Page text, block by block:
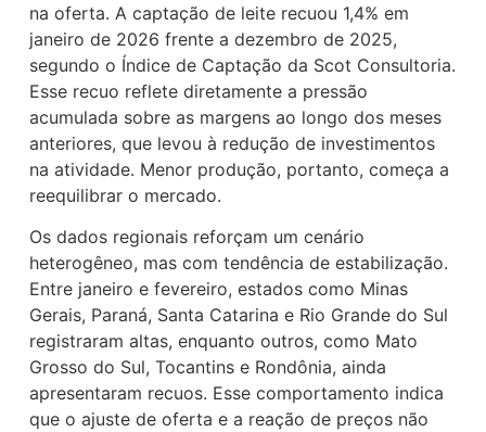
na oferta. A captação de leite recuou 1,4% em
janeiro de 2026 frente a dezembro de 2025,
segundo o Índice de Captação da Scot Consultoria.
Esse recuo reflete diretamente a pressão
acumulada sobre as margens ao longo dos meses
anteriores, que levou à redução de investimentos
na atividade. Menor produção, portanto, começa a
reequilibrar o mercado.
Os dados regionais reforçam um cenário
heterogêneo, mas com tendência de estabilização.
Entre janeiro e fevereiro, estados como Minas
Gerais, Paraná, Santa Catarina e Rio Grande do Sul
registraram altas, enquanto outros, como Mato
Grosso do Sul, Tocantins e Rondônia, ainda
apresentaram recuos. Esse comportamento indica
que o ajuste de oferta e a reação de preços não